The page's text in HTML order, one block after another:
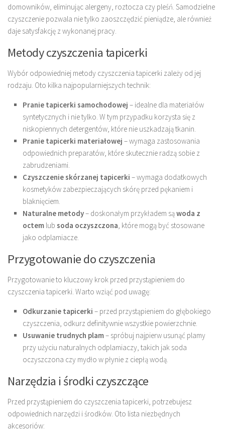
domowników, eliminując alergeny, roztocza czy pleśń. Samodzielne
czyszczenie pozwala nie tylko zaoszczędzić pieniądze, ale również
daje satysfakcję z wykonanej pracy.
Metody czyszczenia tapicerki
Wybór odpowiedniej metody czyszczenia tapicerki zależy od jej
rodzaju. Oto kilka najpopularniejszych technik:
Pranie tapicerki samochodowej – idealne dla materiałów
syntetycznych i nie tylko. W tym przypadku korzysta się z
niskopiennych detergentów, które nie uszkadzają tkanin.
Pranie tapicerki materiałowej – wymaga zastosowania
odpowiednich preparatów, które skutecznie radzą sobie z
zabrudzeniami.
Czyszczenie skórzanej tapicerki – wymaga dodatkowych
kosmetyków zabezpieczających skórę przed pękaniem i
blaknięciem.
Naturalne metody– doskonałym przykładem sąwoda z
octem lub soda oczyszczona , które mogą być stosowane
jako odplamiacze.
Przygotowanie do czyszczenia
Przygotowanie to kluczowy krok przed przystąpieniem do
czyszczenia tapicerki. Warto wziąć pod uwagę:
Odkurzanie tapicerki – przed przystąpieniem do głębokiego
czyszczenia, odkurz definitywnie wszystkie powierzchnie.
Usuwanie trudnych plam– spróbuj najpierw usunąć plamy
przy użyciu naturalnych odplamiaczy, takich jak soda
oczyszczona czy mydło w płynie z ciepłą wodą.
Narzędzia i środki czyszczące
Przed przystąpieniem do czyszczenia tapicerki, potrzebujesz
odpowiednich narzędzi i środków. Oto lista niezbędnych
akcesoriów: